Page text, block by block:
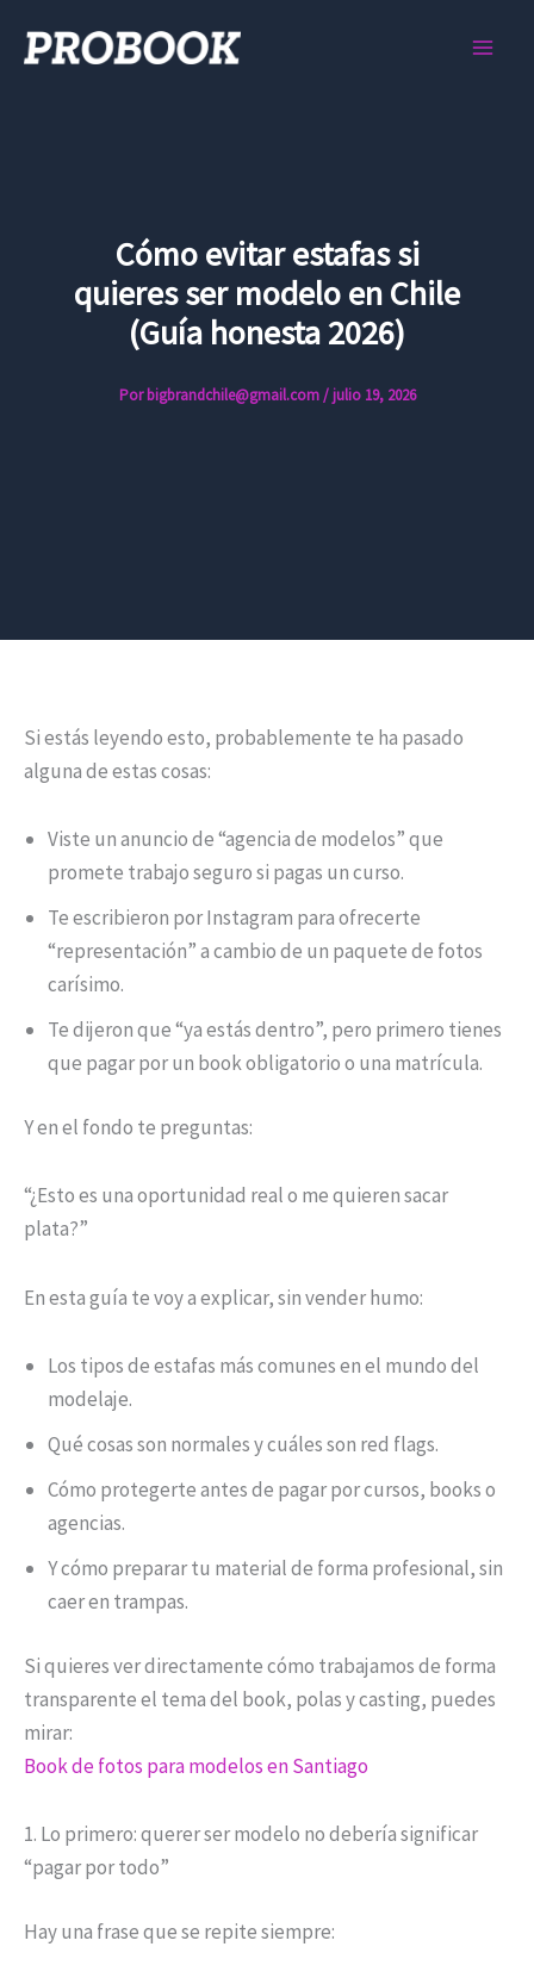
Cómo evitar estafas si
quieres ser modelo en Chile
(Guía honesta 2026)
Porbigbrandchile@gmail.com/ julio 19, 2026
Si estás leyendo esto, probablemente te ha pasado
alguna de estas cosas:
Viste un anuncio de “agencia de modelos” que
promete trabajo seguro si pagas un curso.
Te escribieron por Instagram para ofrecerte
“representación” a cambio de un paquete de fotos
carísimo.
Te dijeron que “ya estás dentro”, pero primero tienes
que pagar por un book obligatorio o una matrícula.
Y en el fondo te preguntas:
“¿Esto es una oportunidad real o me quieren sacar
plata?”
En esta guía te voy a explicar, sin vender humo:
Los tipos de estafas más comunes en el mundo del
modelaje.
Qué cosas son normales y cuáles son red flags.
Cómo protegerte antes de pagar por cursos, books o
agencias.
Y cómo preparar tu material de forma profesional, sin
caer en trampas.
Si quieres ver directamente cómo trabajamos de forma
transparente el tema del book, polas y casting, puedes
mirar:
Book de fotos para modelos en Santiago
1. Lo primero: querer ser modelo no debería significar
“pagar por todo”
Hay una frase que se repite siempre: